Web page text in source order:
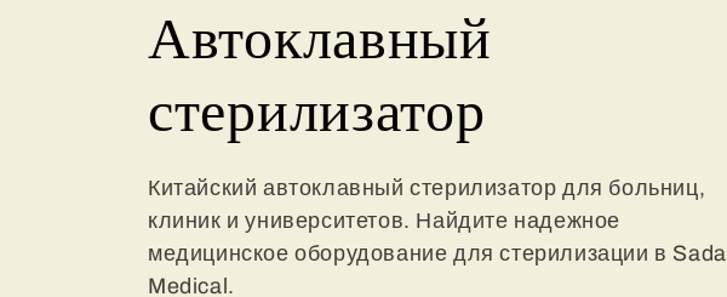
К
о
л
л
Автоклавный
стерилизатор
Китайский автоклавный стерилизатор для больниц,
клиник и университетов. Найдите надежное
медицинское оборудование для стерилизации в Sada
Medical.